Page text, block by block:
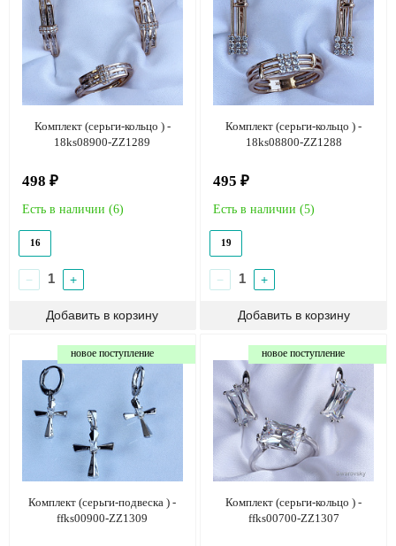
Комплект (серьги-кольцо ) -
18ks08900-ZZ1289
498 ₽
Есть в наличии (6)
16
− +
Комплект (серьги-кольцо ) -
18ks08800-ZZ1288
495 ₽
Есть в наличии (5)
19
− +
новое поступление
Комплект (серьги-подвеска ) -
ffks00900-ZZ1309
новое поступление
Комплект (серьги-кольцо ) -
ffks00700-ZZ1307